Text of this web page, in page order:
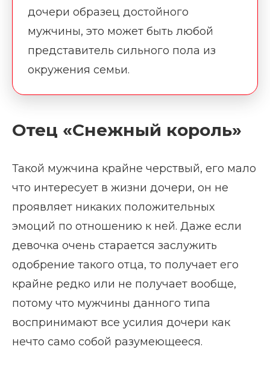
дочери образец достойного
мужчины, это может быть любой
представитель сильного пола из
окружения семьи.
Отец «Снежный король»
Такой мужчина крайне черствый, его мало
что интересует в жизни дочери, он не
проявляет никаких положительных
эмоций по отношению к ней. Даже если
девочка очень старается заслужить
одобрение такого отца, то получает его
крайне редко или не получает вообще,
потому что мужчины данного типа
воспринимают все усилия дочери как
нечто само собой разумеющееся.